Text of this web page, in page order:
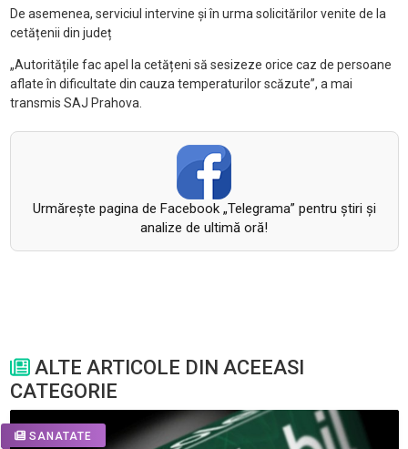
De asemenea, serviciul intervine și în urma solicitărilor venite de la
cetățenii din județ
„Autoritățile fac apel la cetățeni să sesizeze orice caz de persoane
aflate în dificultate din cauza temperaturilor scăzute”, a mai
transmis SAJ Prahova.
Urmăreşte pagina de Facebook „Telegrama” pentru ştiri şi
analize de ultimă oră!
ALTE ARTICOLE DIN ACEEASI
CATEGORIE
SANATATE